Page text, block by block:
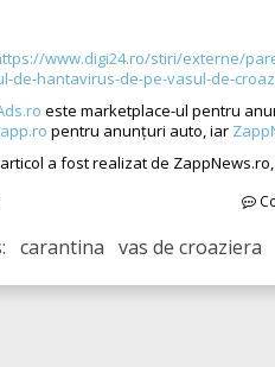
www.digi24.ro/stiri/externe/
de-hantavirus-de-pe-vasul-de-
este marketplace-ul pentru
pentru anunțuri auto, iar
a fost realizat de
carantina vas de